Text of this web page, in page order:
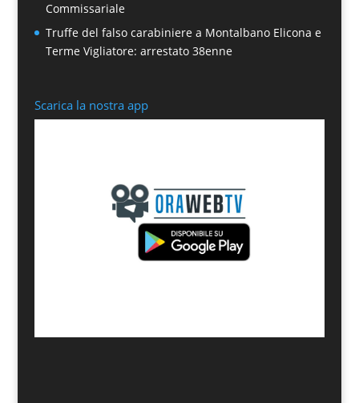
Commissariale
Truffe del falso carabiniere a Montalbano Elicona e
Terme Vigliatore: arrestato 38enne
Scarica la nostra app